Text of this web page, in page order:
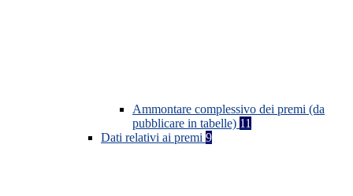
Ammontare complessivo dei premi (da
pubblicare in tabelle) 11
Dati relativi ai premi 9